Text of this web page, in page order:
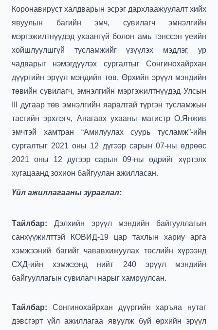
Коронавируст халдварын эсрэг дархлаажуулалт хийх
явуулын багийн эмч, сувилагч эмнэлгийн
мэргэжилтнүүдэд ухаангүй болон амь тэнссэн үеийн
хойшлуулшгүй тусламжийг үзүүлэх мэдлэг, ур
чадварыг нэмэгдүүлэх сургалтыг Сонгинохайрхан
дүүргийн эрүүл мэндийн төв, Өрхийн эрүүл мэндийн
төвийн сувилагч, эмнэлгийн мэргэжилтнүүдэд Улсын
дугаар төв эмнэлгийн яаралтай түргэн тусламжын
тасгийн эрхлэгч, Анагаах ухааны магистр О.Янжив
эмчтэй хамтран “Амилуулах суурь тусламж”-ийн
сургалтыг 2021 оны 12 дүгээр сарын 07-ны өдрөөс
2021 оны 12 дугээр сарын 09-ны өдрийг хүртэлх
хугацаанд зохион байгуулан ажилласан.
Үйл ажиллагааны зураглал:
Тайлбар: Дэлхийн эрүүл мэндийн байгууллагын
санхүүжилттэй КОВИД-19 цар тахлын хариу арга
хэмжээний багийг чававхижуулах төслийн хүрээнд
СХД-ийн хэмжээнд нийт 240 эрүүл мэндийн
байгууллагын сувилагч нарыг хамруулсан.
Тайлбар: Сонгинохайрхан дүүргийн харъяа нутаг
дэвсгэрт үйл ажиллагаа явуулж буй өрхийн эрүүл